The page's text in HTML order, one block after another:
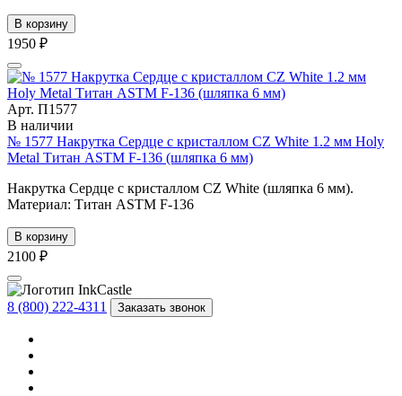
В корзину
1950 ₽
Арт. П1577
В наличии
№ 1577 Накрутка Сердце с кристаллом СZ White 1.2 мм Holy
Metal Титан ASTM F-136 (шляпка 6 мм)
Накрутка Сердце с кристаллом СZ White (шляпка 6 мм).
Материал: Титан ASTM F-136
В корзину
2100 ₽
8 (800) 222-4311 Заказать звонок